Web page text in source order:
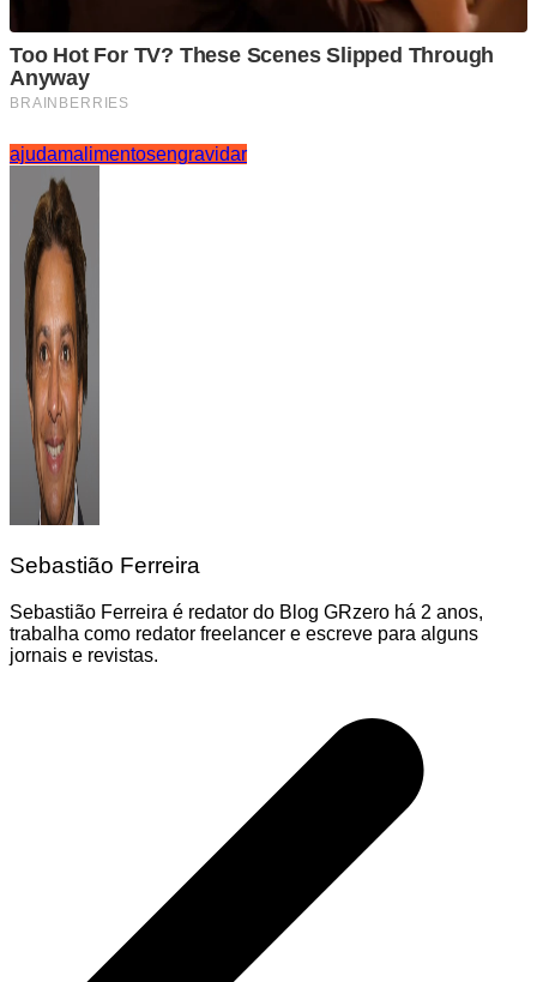
ajudamalimentosengravidar
Sebastião Ferreira
Sebastião Ferreira é redator do Blog GRzero há 2 anos,
trabalha como redator freelancer e escreve para alguns
jornais e revistas.